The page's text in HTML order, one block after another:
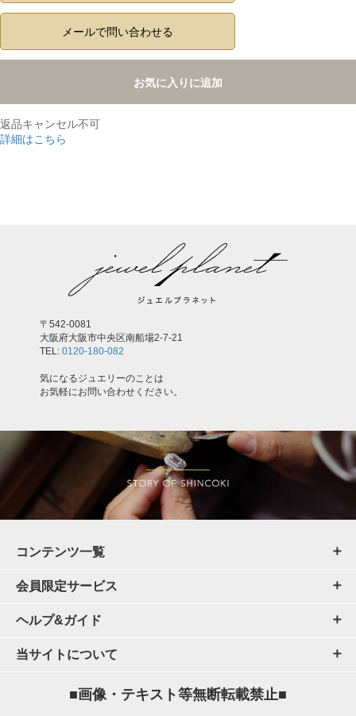
メールで問い合わせる
お気に入りに追加
返品キャンセル不可
詳細はこちら
〒542-0081
大阪府大阪市中央区南船場2-7-21
TEL: 0120-180-082
気になるジュエリーのことは
お気軽にお問い合わせください。
コンテンツ一覧
会員限定サービス
ヘルプ&ガイド
当サイトについて
■画像・テキスト等無断転載禁止■